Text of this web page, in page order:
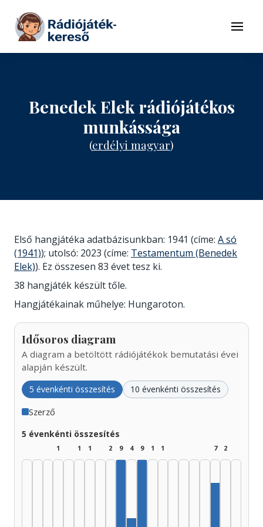
Tovább a tartalomhoz
Menü
Benedek Elek rádiójátékos
munkássága
(erdélyi magyar)
Első hangjátéka adatbázisunkban: 1941 (címe: A só
(1941)); utolsó: 2023 (címe: Testamentum (Benedek
Elek)). Ez összesen 83 évet tesz ki.
38 hangjáték készült tőle.
Hangjátékainak műhelye: Hungaroton.
Idősoros diagram
A diagram a betöltött rádiójátékok bemutatási évei
alapján készült.
5 évenkénti összesítés 10 évenkénti összesítés
Szerző
5 évenkénti összesítés
1 1 1 2 9
Szerző, 1970–1974: 9
4 9 1 1 7 2